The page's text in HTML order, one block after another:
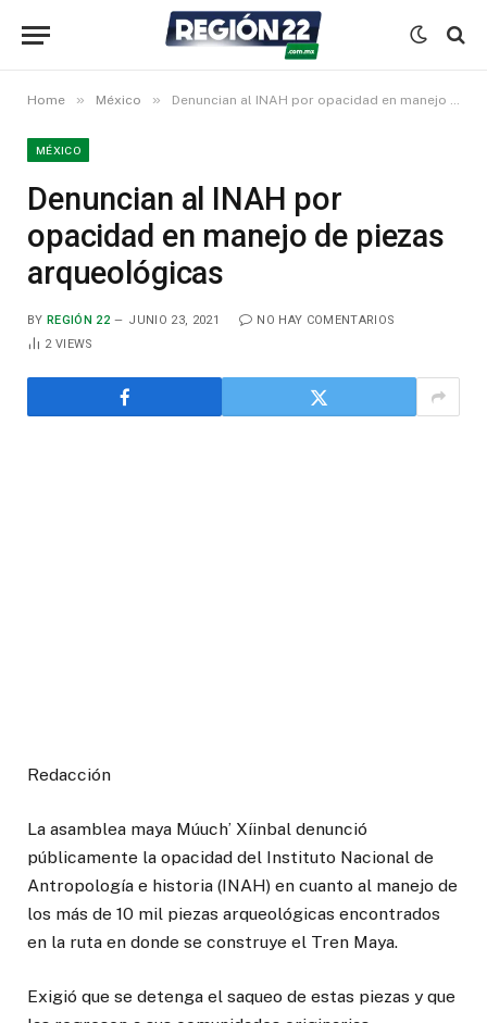
Home » México » Denuncian al INAH por opacidad en manejo de piezas arqueológicas
MÉXICO
Denuncian al INAH por
opacidad en manejo de piezas
arqueológicas
BY REGIÓN 22 JUNIO 23, 2021
NO HAY COMENTARIOS
2VIEWS
Redacción
La asamblea maya Múuch’ Xíinbal denunció
públicamente la opacidad del Instituto Nacional de
Antropología e historia (INAH) en cuanto al manejo de
los más de 10 mil piezas arqueológicas encontrados
en la ruta en donde se construye el Tren Maya.
Exigió que se detenga el saqueo de estas piezas y que